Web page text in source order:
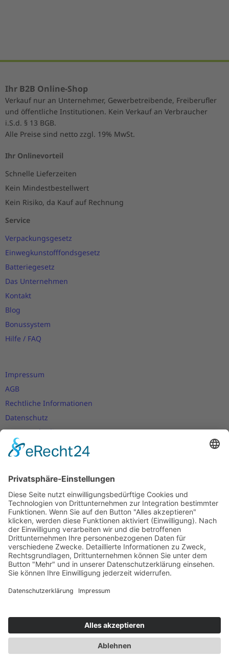
Ihr B2B Online-Shop
Verkauf nur an Unternehmer, Gewerbetreibende, Freiberufler
und öffentliche Institutionen. Kein Verkauf an Verbraucher
i.S.d. § 13 BGB.
Alle Preise sind netto zzgl. 19% MwSt.
Ihr Onlinevorteil
Schnelle Lieferzeiten
Kein Mindestbestellwert
Kein Risiko, da Kauf auf Rechnung
Service
Verpackungsgesetz
Einwegkunstofffondsgesetz
Batteriegesetz
Das Unternehmen
Kontakt
Blog
Bonussystem
Hilfe / FAQ
Impressum
AGB
Rechtliche Informationen
Datenschutz
Nutzungsbedingungen
Versand- und Zahlungsbedingungen
Cookie-Einstellungen
Newsletter
Verpassen Sie keine Neuigkeiten,
Angebote und Gutscheine!
Jetzt anmelden und10 EUR Gutscheinsichern!
Abmeldung jederzeit möglich.
Verkauf nur an Unternehmer,